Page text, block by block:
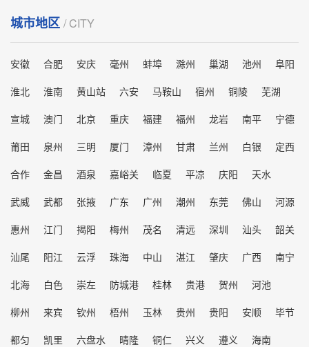
城市地区 / CITY
安徽 合肥 安庆 毫州 蚌埠 滁州 巢湖 池州
阜阳
淮北
淮南 黄山站 六安 马鞍山 宿州 铜陵
芜湖
宣城
澳门 北京 重庆 福建 福州 龙岩 南平
宁德
莆田
泉州 三明 厦门 漳州 甘肃 兰州 白银
定西
合作
金昌 酒泉 嘉峪关 临夏 平凉 庆阳
天水
武威
武都 张掖 广东 广州 潮州 东莞 佛山
河源
惠州
江门 揭阳 梅州 茂名 清远 深圳 汕头
韶关
汕尾
阳江 云浮 珠海 中山 湛江 肇庆 广西
南宁
北海
白色 崇左 防城港 桂林 贵港 贺州
河池
柳州
来宾 钦州 梧州 玉林 贵州 贵阳 安顺
毕节
都匀
凯里 六盘水 晴隆 铜仁 兴义 遵义
海南